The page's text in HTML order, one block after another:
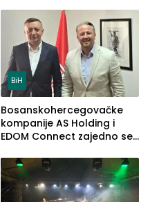
BiH
Bosanskohercegovačke
kompanije AS Holding i
EDOM Connect zajedno se